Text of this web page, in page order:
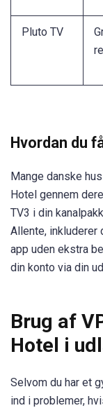
Pluto TV
Hvordan du
Mange danske
Hotel gennem
TV3 i din
Allente, inkluderer
app uden ekstra
din konto via din
Brug af
Hotel i
Selvom du har et
ind i problemer,